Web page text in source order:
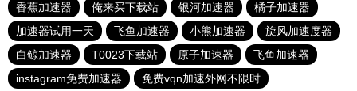
香蕉加速器
俺来买下载站 银河加速器
橘子加速器
加速器试用一天
飞鱼加速器 小熊加速器
旋风加速度器
白鲸加速器
T0023下载站 原子加速器
飞鱼加速器
instagram免费加速器
免费vqn加速外网不限时